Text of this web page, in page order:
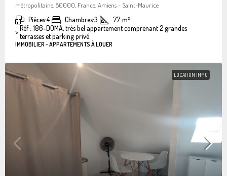
métropolitaine, 80000, France, Amiens - Saint-Maurice
Pièces:4 Chambres:3 77 m²
>:Réf : 186-DOMA, très bel appartement comprenant 2 grandes
terrasses et parking privé
IMMOBILIER - APPARTEMENTS À LOUER
LOCATION IMMO